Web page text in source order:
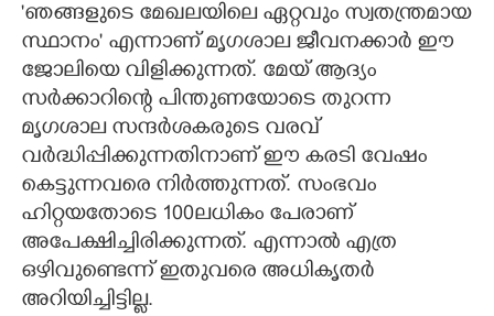
'ഞങ്ങളുടെ മേഖലയിലെ ഏറ്റവും സ്വതന്ത്രമായ
സ്ഥാനം' എന്നാണ് മൃഗശാല ജീവനക്കാർ ഈ
ജോലിയെ വിളിക്കുന്നത്. മേയ് ആദ്യം
സർക്കാറിന്റെ പിന്തുണയോടെ തുറന്ന
മൃഗശാല സന്ദർശകരുടെ വരവ്
വർദ്ധിപ്പിക്കുന്നതിനാണ് ഈ കരടി വേഷം
കെട്ടുന്നവരെ നിർത്തുന്നത്. സംഭവം
ഹിറ്റയതോടെ 100ലധികം പേരാണ്
അപേക്ഷിച്ചിരിക്കുന്നത്. എന്നാൽ എത്ര
ഒഴിവുണ്ടെന്ന് ഇതുവരെ അധികൃതർ
അറിയിച്ചിട്ടില്ല.